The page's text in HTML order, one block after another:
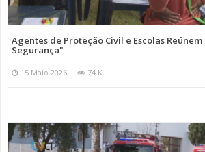
Agentes de Proteção Civil e Escolas
Segurança"
15 Maio 2026 74 K